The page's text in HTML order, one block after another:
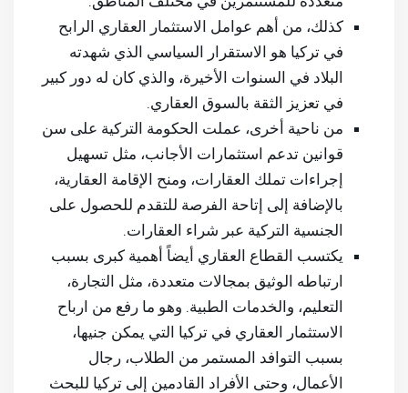
كذلك، من أهم عوامل الاستثمار العقاري الرابح
في تركيا هو الاستقرار السياسي الذي شهدته
البلاد في السنوات الأخيرة، والذي كان له دور كبير
في تعزيز الثقة بالسوق العقاري.
من ناحية أخرى، عملت الحكومة التركية على سن
قوانين تدعم استثمارات الأجانب، مثل تسهيل
إجراءات تملك العقارات، ومنح الإقامة العقارية،
بالإضافة إلى إتاحة الفرصة للتقدم للحصول على
الجنسية التركية عبر شراء العقارات.
يكتسب القطاع العقاري أيضاً أهمية كبرى بسبب
ارتباطه الوثيق بمجالات متعددة، مثل التجارة،
التعليم، والخدمات الطبية. وهو ما رفع من ارباح
الاستثمار العقاري في تركيا التي يمكن جنيها،
بسبب التوافد المستمر من الطلاب، رجال
الأعمال، وحتى الأفراد القادمين إلى تركيا للبحث